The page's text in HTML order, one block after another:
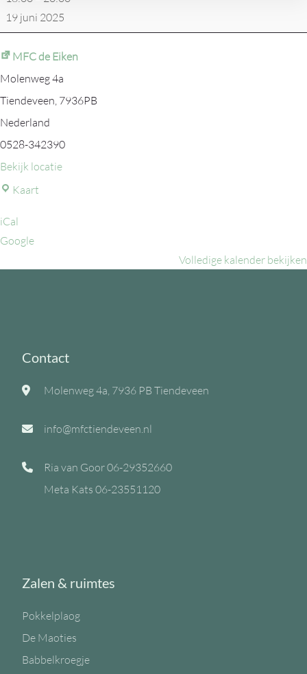
19 juni 2025
MFC de Eiken
Molenweg 4a
Tiendeveen, 7936PB
Nederland
0528-342390
Bekijk locatie
Kaart
iCal
Google
Volledige kalender bekijken
Contact
Molenweg 4a, 7936 PB Tiendeveen
info@mfctiendeveen.nl
Ria van Goor06-29352660
Meta Kats 06-23551120
Zalen & ruimtes
Pokkelplaog
De Maoties
Babbelkroegje